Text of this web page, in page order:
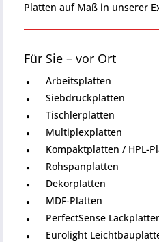
Platten auf Maß in unserer
Für Sie – vor Ort
Arbeitsplatten
Siebdruckplatten
Tischlerplatten
Multiplexplatten
Kompaktplatten / HPL-
Rohspanplatten
Dekorplatten
MDF-Platten
PerfectSense
Eurolight